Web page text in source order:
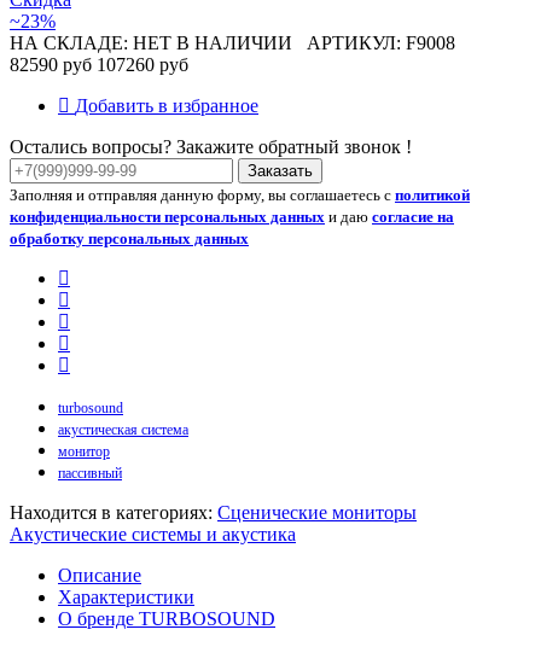
~23%
НА СКЛАДЕ: НЕТ В НАЛИЧИИ АРТИКУЛ: F9008
82590 руб 107260 руб
Добавить в избранное
Остались вопросы? Закажите обратный звонок !
Заказать
Заполняя и отправляя данную форму, вы соглашаетесь с политикой
конфиденциальности персональных данных и даю согласие на
обработку персональных данных
turbosound
акустическая система
монитор
пассивный
Находится в категориях: Сценические мониторы
Акустические системы и акустика
Описание
Характеристики
О бренде TURBOSOUND